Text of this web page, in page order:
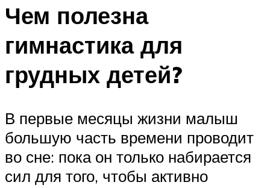
Чем полезна
гимнастика для
грудных детей?
В первые месяцы жизни малыш
большую часть времени проводит
во сне: пока он только набирается
сил для того, чтобы активно